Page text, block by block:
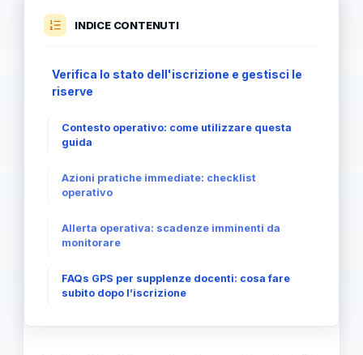
INDICE CONTENUTI
Verifica lo stato dell'iscrizione e gestisci le
riserve
Contesto operativo: come utilizzare questa
guida
Azioni pratiche immediate: checklist
operativo
Allerta operativa: scadenze imminenti da
monitorare
FAQs GPS per supplenze docenti: cosa fare
subito dopo l’iscrizione